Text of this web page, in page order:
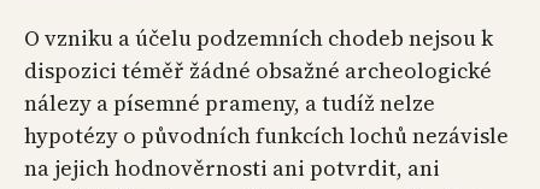
O vzniku a účelu podzemních chodeb nejsou k
dispozici téměř žádné obsažné archeologické
nálezy a písemné prameny, a tudíž nelze
hypotézy o původních funkcích lochů nezávisle
na jejich hodnověrnosti ani potvrdit, ani